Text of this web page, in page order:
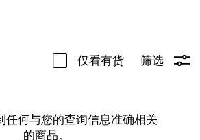
仅看有货 筛选
任何与您的查询信息准确相关
的商品。